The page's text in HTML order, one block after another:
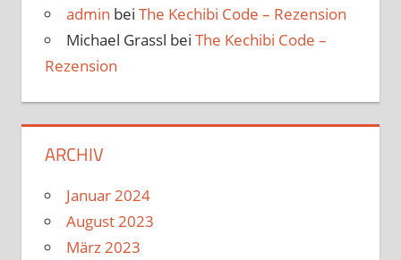
admin bei The Kechibi Code – Rezension
Michael Grassl bei The Kechibi Code –
Rezension
ARCHIV
Januar 2024
August 2023
März 2023